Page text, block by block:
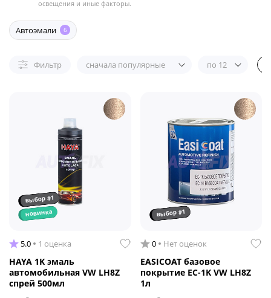
освещения и иные факторы.
Автоэмали 6
Фильтр сначала популярные по 12
выбор #1
новинка
5.0 1 оценка
HAYA 1K эмаль
автомобильная VW LH8Z
спрей 500мл
выбор #1
0 Нет оценок
EASICOAT базовое
покрытие EC-1K VW LH8Z
1л